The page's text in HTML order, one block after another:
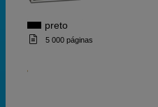
preto
5 000 páginas